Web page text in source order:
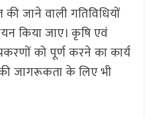
जाने वाली गतिविधियों
किया जाए। कृषि एवं
को पूर्ण करने का कार्य
जागरूकता के लिए भी